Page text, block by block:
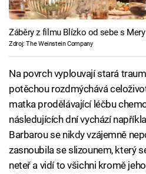
Záběry z filmu Blízko od sebe s
Zdroj: The Weinstein Company
Na povrch vyplouvají stará
potěchou rozdmýchává
matka prodělávající léčbu
následujících dní vychází
Barbarou se nikdy vzájemně
zasnoubila se slizounem, který
neteř a vidí to všichni kromě